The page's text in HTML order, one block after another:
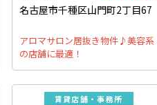
名古屋市千種区山門町2丁目67
アロマサロン居抜き物件♪美容系
の店舗に最適！
賃貸店舗・事務所